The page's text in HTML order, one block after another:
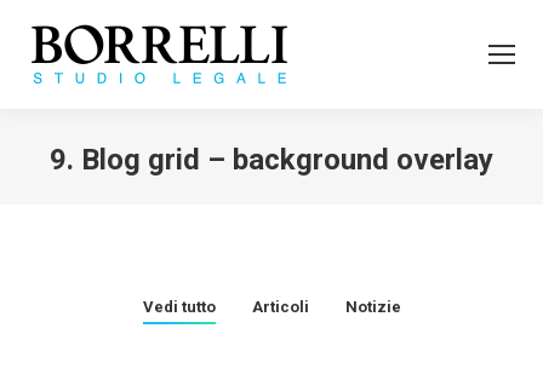
9. Blog grid – background overlay
Vedi tutto Articoli Notizie